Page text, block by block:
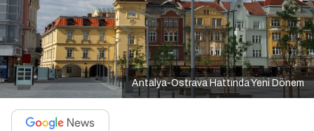
Antalya-Ostrava Hattında Yeni Dönem